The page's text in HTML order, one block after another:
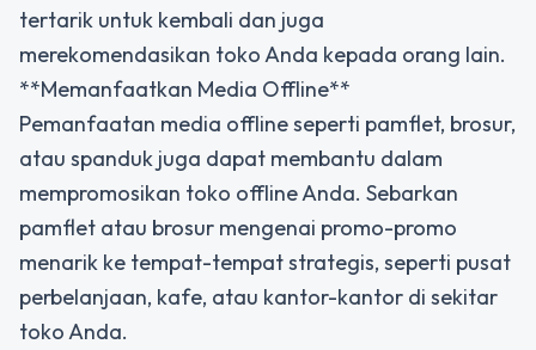
tertarik untuk kembali dan juga
merekomendasikan toko Anda kepada orang lain.
**Memanfaatkan Media Offline**
Pemanfaatan media offline seperti pamflet, brosur,
atau spanduk juga dapat membantu dalam
mempromosikan toko offline Anda. Sebarkan
pamflet atau brosur mengenai promo-promo
menarik ke tempat-tempat strategis, seperti pusat
perbelanjaan, kafe, atau kantor-kantor di sekitar
toko Anda.